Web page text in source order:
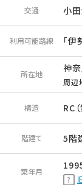
交通 小
利用可能路線 「
所在地
神
周辺
構造 RC
階建て 5階
築年月